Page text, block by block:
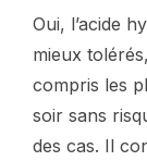
Oui, l’acide
mieux
compris les
soir sans
des cas. Il